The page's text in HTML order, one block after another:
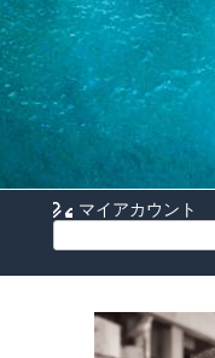
マイアカウント